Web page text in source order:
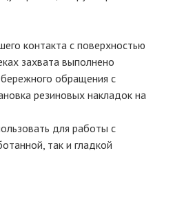
контакта с поверхностью
захвата выполнено
обращения с
резиновых накладок на
для работы с
так и гладкой